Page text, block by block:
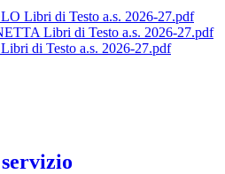
Libri di Testo a.s. 2026-27.pdf
Libri di Testo a.s. 2026-27.pdf
di Testo a.s. 2026-27.pdf